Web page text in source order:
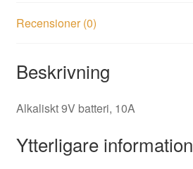
Recensioner (0)
Beskrivning
Alkaliskt 9V batteri, 10A
Ytterligare information